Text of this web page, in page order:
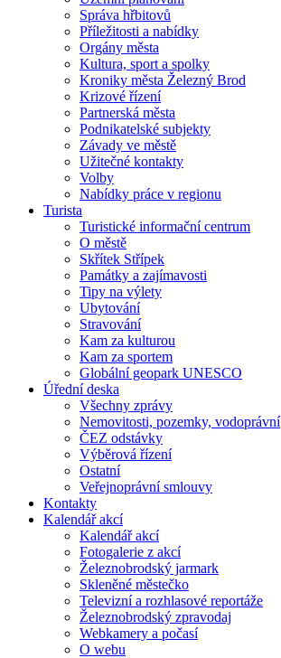
Správa hřbitovů
Příležitosti a nabídky
Orgány města
Kultura, sport a spolky
Kroniky města Železný Brod
Krizové řízení
Partnerská města
Podnikatelské subjekty
Závady ve městě
Užitečné kontakty
Volby
Nabídky práce v regionu
Turista
Turistické informační centrum
O městě
Skřítek Střípek
Památky a zajímavosti
Tipy na výlety
Ubytování
Stravování
Kam za kulturou
Kam za sportem
Globální geopark UNESCO
Úřední deska
Všechny zprávy
Nemovitosti, pozemky, vodoprávní
ČEZ odstávky
Výběrová řízení
Ostatní
Veřejnoprávní smlouvy
Kontakty
Kalendář akcí
Kalendář akcí
Fotogalerie z akcí
Železnobrodský jarmark
Skleněné městečko
Televizní a rozhlasové reportáže
Železnobrodský zpravodaj
Webkamery a počasí
O webu